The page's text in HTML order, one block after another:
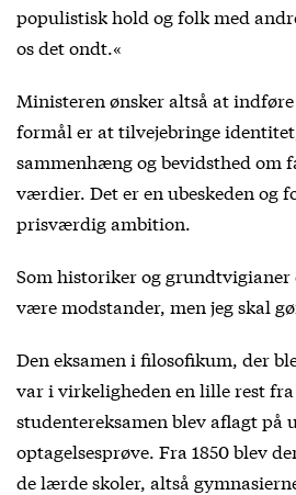
populistisk hold og folk med
os det ondt.«
Ministeren ønsker altså at
formål er at tilvejebringe
sammenhæng og bevidsthed om
værdier. Det er en ubeskeden og
prisværdig ambition.
Som historiker og
være modstander, men jeg skal
Den eksamen i filosofikum, der
var i virkeligheden en lille rest
studentereksamen blev aflagt på
optagelsesprøve. Fra 1850 blev
de lærde skoler, altså